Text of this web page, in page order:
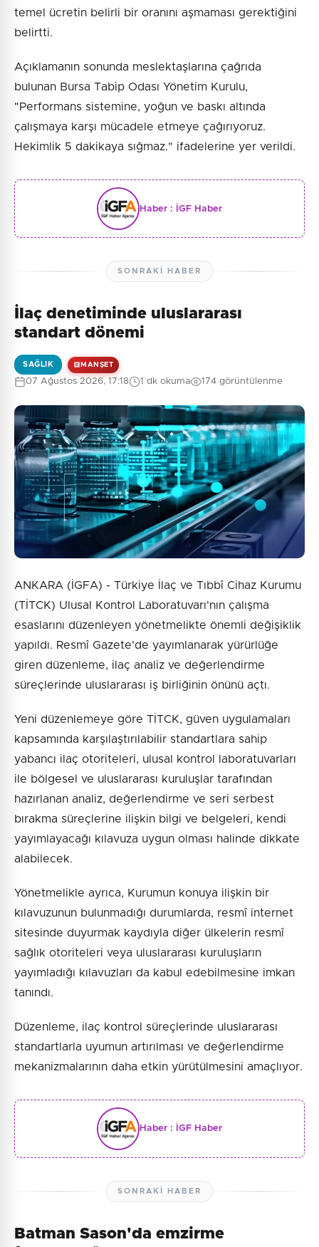
temel ücretin belirli bir oranını aşmaması gerektiğini
belirtti.
Açıklamanın sonunda meslektaşlarına çağrıda
bulunan Bursa Tabip Odası Yönetim Kurulu,
"Performans sistemine, yoğun ve baskı altında
çalışmaya karşı mücadele etmeye çağırıyoruz.
Hekimlik 5 dakikaya sığmaz." ifadelerine yer verildi.
Haber : İGF Haber
SONRAKI HABER
İlaç denetiminde uluslararası
standart dönemi
SAĞLIK MANŞET
07 Ağustos 2026, 17:18 1 dk okuma 174 görüntülenme
ANKARA (İGFA) - Türkiye İlaç ve Tıbbî Cihaz Kurumu
(TİTCK) Ulusal Kontrol Laboratuvarı'nın çalışma
esaslarını düzenleyen yönetmelikte önemli değişiklik
yapıldı. Resmî Gazete'de yayımlanarak yürürlüğe
giren düzenleme, ilaç analiz ve değerlendirme
süreçlerinde uluslararası iş birliğinin önünü açtı.
Yeni düzenlemeye göre TİTCK, güven uygulamaları
kapsamında karşılaştırılabilir standartlara sahip
yabancı ilaç otoriteleri, ulusal kontrol laboratuvarları
ile bölgesel ve uluslararası kuruluşlar tarafından
hazırlanan analiz, değerlendirme ve seri serbest
bırakma süreçlerine ilişkin bilgi ve belgeleri, kendi
yayımlayacağı kılavuza uygun olması halinde dikkate
alabilecek.
Yönetmelikle ayrıca, Kurumun konuya ilişkin bir
kılavuzunun bulunmadığı durumlarda, resmî internet
sitesinde duyurmak kaydıyla diğer ülkelerin resmî
sağlık otoriteleri veya uluslararası kuruluşların
yayımladığı kılavuzları da kabul edebilmesine imkan
tanındı.
Düzenleme, ilaç kontrol süreçlerinde uluslararası
standartlarla uyumun artırılması ve değerlendirme
mekanizmalarının daha etkin yürütülmesini amaçlıyor.
Haber : İGF Haber
SONRAKI HABER
Batman Sason'da emzirme